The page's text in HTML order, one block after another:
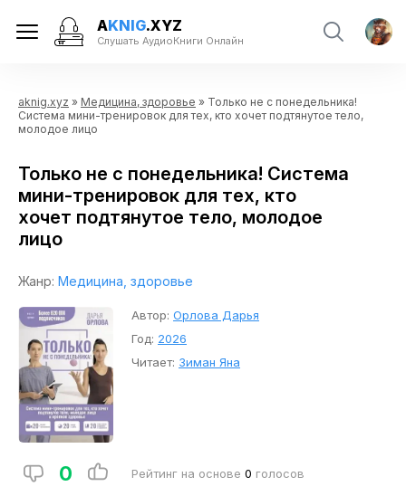
AKNIG.XYZ
Слушать АудиоКниги Онлайн
aknig.xyz » Медицина, здоровье » Только не с понедельника!
Система мини-тренировок для тех, кто хочет подтянутое тело,
молодое лицо
Только не с понедельника! Система
мини-тренировок для тех, кто
хочет подтянутое тело, молодое
лицо
Жанр: Медицина, здоровье
Автор: Орлова Дарья
Год: 2026
Читает: Зиман Яна
0 Рейтинг на основе 0 голосов